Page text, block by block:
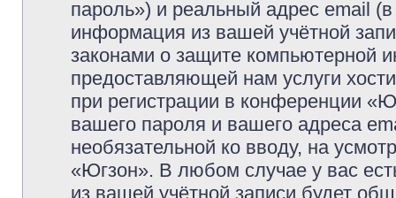
пароль») и реальный адрес email
информация из вашей учётной
законами о защите компьютерной
предоставляющей нам услуги
при регистрации в конференции
вашего пароля и вашего адреса
необязательной ко вводу, на
«Югзон». В любом случае у вас
из вашей учётной записи будет